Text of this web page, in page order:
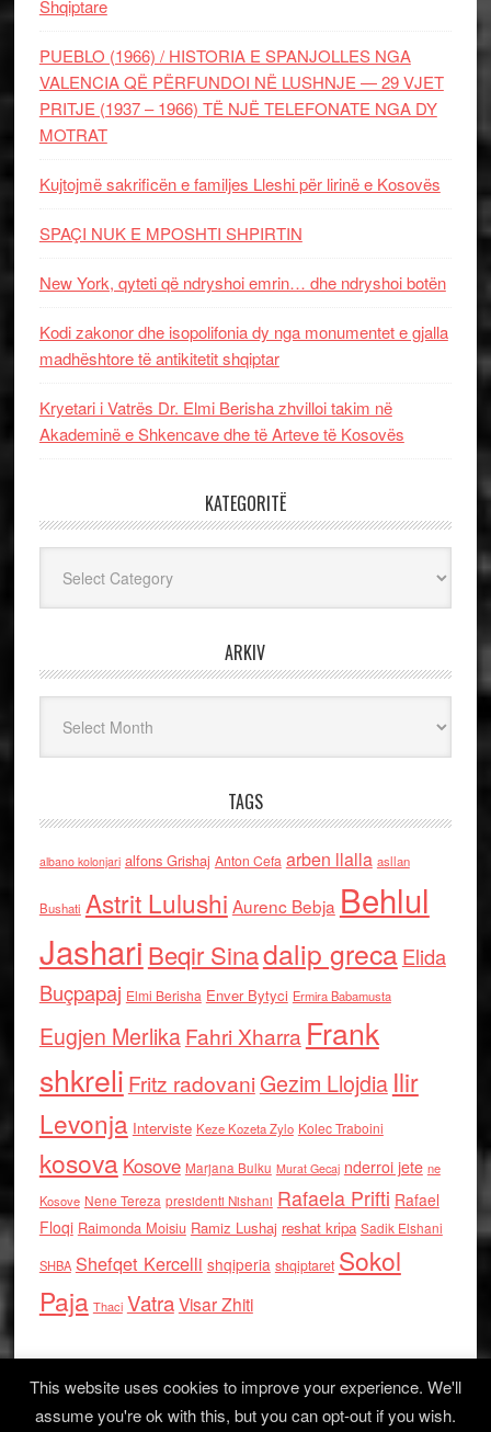
Shqiptare
PUEBLO (1966) / HISTORIA E SPANJOLLES NGA
VALENCIA QË PËRFUNDOI NË LUSHNJE — 29 VJET
PRITJE (1937 – 1966) TË NJË TELEFONATE NGA DY
MOTRAT
Kujtojmë sakrificën e familjes Lleshi për lirinë e Kosovës
SPAÇI NUK E MPOSHTI SHPIRTIN
New York, qyteti që ndryshoi emrin… dhe ndryshoi botën
Kodi zakonor dhe isopolifonia dy nga monumentet e gjalla
madhështore të antikitetit shqiptar
Kryetari i Vatrës Dr. Elmi Berisha zhvilloi takim në
Akademinë e Shkencave dhe të Arteve të Kosovës
KATEGORITË
ARKIV
TAGS
albano kolonjari alfons Grishaj Anton Cefa arben llalla asllan
Bushati Astrit Lulushi Aurenc Bebja Behlul
Jashari Beqir Sinadalip grecaElida
Buçpapaj Elmi Berisha Enver Bytyci Ermira Babamusta
Eugjen MerlikaFahri Xharra Frank
shkreli Fritz radovaniGezim Llojdia Ilir
Levonja Interviste Keze Kozeta Zylo Kolec Traboini
kosova Kosove Marjana Bulku Murat Gecaj nderroi jete ne
Kosove Nene Tereza presidenti Nishani Rafaela Prifti Rafael
Floqi Raimonda Moisiu Ramiz Lushaj reshat kripa Sadik Elshani
SHBA Shefqet Kercelli shqiperia shqiptaret Sokol
Paja Thaci VatraVisar Zhiti
This website uses cookies to improve your experience. We'll
assume you're ok with this, but you can opt-out if you wish.